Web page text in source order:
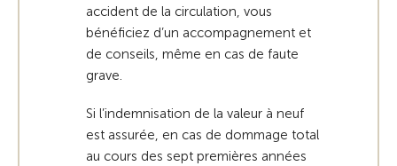
accident de la circulation, vous
bénéficiez d’un accompagnement et
de conseils, même en cas de faute
grave.
Si l’indemnisation de la valeur à neuf
est assurée, en cas de dommage total
au cours des sept premières années